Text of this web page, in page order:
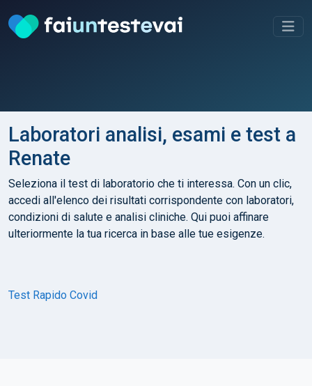
Laboratori analisi, esami e test a
Renate
Seleziona il test di laboratorio che ti interessa. Con un clic,
accedi all'elenco dei risultati corrispondente con laboratori,
condizioni di salute e analisi cliniche. Qui puoi affinare
ulteriormente la tua ricerca in base alle tue esigenze.
Test Rapido Covid